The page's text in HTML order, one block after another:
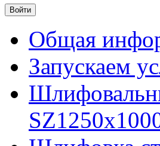
Общая
Запускаем